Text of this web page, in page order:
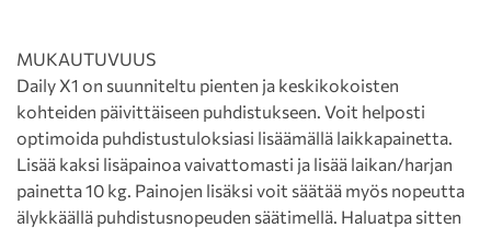
MUKAUTUVUUS
Daily X1 on suunniteltu pienten ja keskikokoisten
kohteiden päivittäiseen puhdistukseen. Voit helposti
optimoida puhdistustuloksiasi lisäämällä laikkapainetta.
Lisää kaksi lisäpainoa vaivattomasti ja lisää laikan/harjan
painetta 10 kg. Painojen lisäksi voit säätää myös nopeutta
älykkäällä puhdistusnopeuden säätimellä. Haluatpa sitten